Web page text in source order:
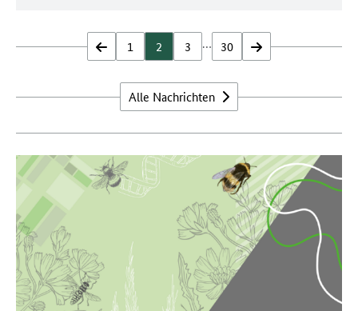
zurück
1 2 3 … 30 vor
Alle Nachrichten